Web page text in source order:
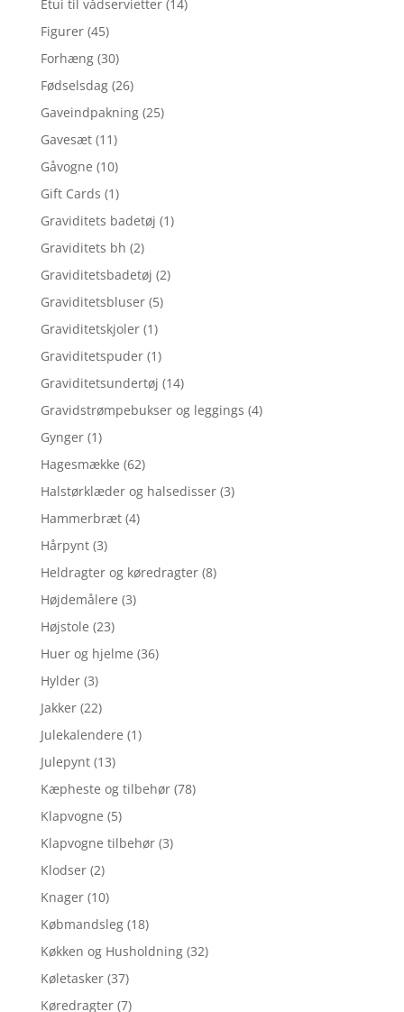
Etui til vådservietter (14)
Figurer (45)
Forhæng (30)
Fødselsdag (26)
Gaveindpakning (25)
Gavesæt (11)
Gåvogne (10)
Gift Cards (1)
Graviditets badetøj (1)
Graviditets bh (2)
Graviditetsbadetøj (2)
Graviditetsbluser (5)
Graviditetskjoler (1)
Graviditetspuder (1)
Graviditetsundertøj (14)
Gravidstrømpebukser og leggings (4)
Gynger (1)
Hagesmække (62)
Halstørklæder og halsedisser (3)
Hammerbræt (4)
Hårpynt (3)
Heldragter og køredragter (8)
Højdemålere (3)
Højstole (23)
Huer og hjelme (36)
Hylder (3)
Jakker (22)
Julekalendere (1)
Julepynt (13)
Kæpheste og tilbehør (78)
Klapvogne (5)
Klapvogne tilbehør (3)
Klodser (2)
Knager (10)
Købmandsleg (18)
Køkken og Husholdning (32)
Køletasker (37)
Køredragter (7)